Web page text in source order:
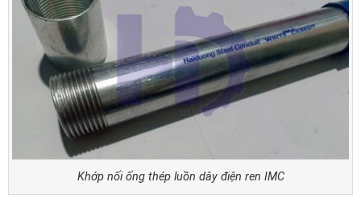
Khớp nối ống thép luồn dây điện ren IMC